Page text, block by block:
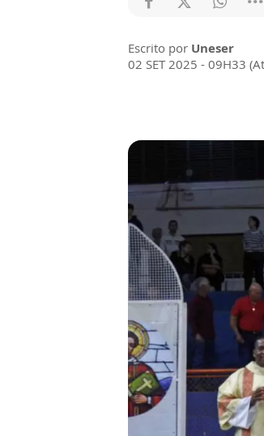
Escrito por Uneser
02 SET 2025 - 09H33